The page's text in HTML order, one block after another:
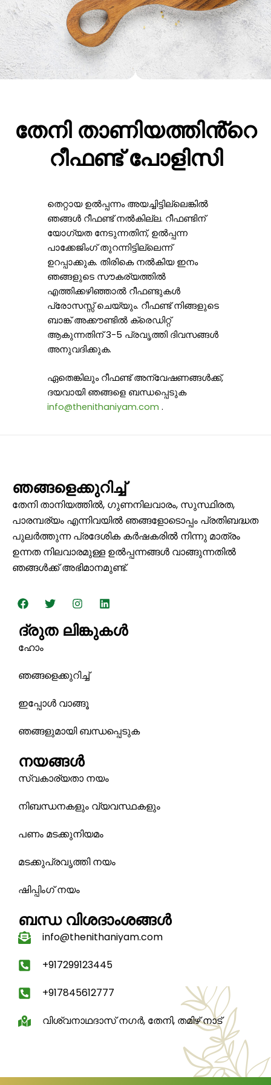
തേനി താണിയത്തിൻ്റെ
റീഫണ്ട് പോളിസി
തെറ്റായ ഉൽപ്പന്നം അയച്ചിട്ടില്ലെങ്കിൽ
ഞങ്ങൾ റീഫണ്ട് നൽകില്ല. റീഫണ്ടിന്
യോഗ്യത നേടുന്നതിന്, ഉൽപ്പന്ന
പാക്കേജിംഗ് തുറന്നിട്ടില്ലെന്ന്
ഉറപ്പാക്കുക. തിരികെ നൽകിയ ഇനം
ഞങ്ങളുടെ സൗകര്യത്തിൽ
എത്തിക്കഴിഞ്ഞാൽ റീഫണ്ടുകൾ
പ്രോസസ്സ് ചെയ്യും. റീഫണ്ട് നിങ്ങളുടെ
ബാങ്ക് അക്കൗണ്ടിൽ ക്രെഡിറ്റ്
ആകുന്നതിന് 3-5 പ്രവൃത്തി ദിവസങ്ങൾ
അനുവദിക്കുക.
ഏതെങ്കിലും റീഫണ്ട് അന്വേഷണങ്ങൾക്ക്,
ദയവായി ഞങ്ങളെ ബന്ധപ്പെടുക
info@thenithaniyam.com .
ഞങ്ങളെക്കുറിച്ച്
തേനി താനിയത്തിൽ, ഗുണനിലവാരം, സുസ്ഥിരത,
പാരമ്പര്യം എന്നിവയിൽ ഞങ്ങളോടൊപ്പം പ്രതിബദ്ധത
പുലർത്തുന്ന പ്രദേശിക കർഷകരിൽ നിന്നു മാത്രം
ഉന്നത നിലവാരമുള്ള ഉൽപ്പന്നങ്ങൾ വാങ്ങുന്നതിൽ
ഞങ്ങൾക്ക് അഭിമാനമുണ്ട്.
ഫേ
സ്ബു
ട്വി
റ്റ
ഇ
ൻ
ഗ്രാം
ലി
ങ്ക്ഡ്
ൻ
ദ്രുത ലിങ്കുകൾ
ഹോം
ഞങ്ങളെക്കുറിച്ച്
ഇപ്പോള്‍ വാങ്ങൂ
ഞങ്ങളുമായി ബന്ധപ്പെടുക
നയങ്ങൾ
സ്വകാര്യതാ നയം
നിബന്ധനകളും വ്യവസ്ഥകളും
പണം മടക്കുനിയമം
മടക്കുപ്രവൃത്തി നയം
ഷിപ്പിംഗ് നയം
ബന്ധ വിശദാംശങ്ങൾ
info@thenithaniyam.com
+917299123445
+917845612777
വിശ്വനാഥദാസ് നഗർ, തേനി, തമിഴ് നാട്